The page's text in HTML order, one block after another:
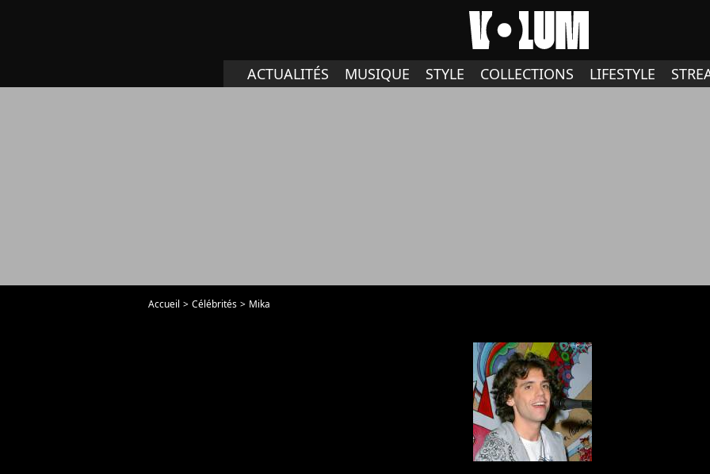
ACTUALITÉS MUSIQUE STYLE COLLECTIONS LIFESTYLE
Accueil Célébrités Mika